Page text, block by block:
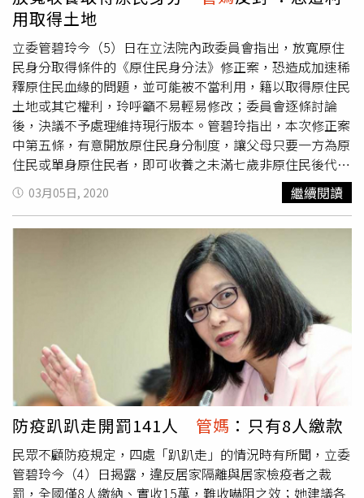
關補償配套措施，充分進行社會溝通，政府保障人民財產權
才能使國土計畫順利施行。
用取得土地
立委管碧玲今（5）日在立法院內政委員會指出，放寬原住
民身分取得條件的《原住民身分法》修正案，恐造成加速稀
釋原住民血緣的問題，並可能被不當利用，籍以取得原住民
土地或其它權利，玲呼籲不易輕易修改；委員會逐條討論
後，決議不予處理維持現行版本。管碧玲指出，本次修正案
中第五條，有意開放原住民身分制度，讓父母只要一方為原
住民或單身原住民者，即可收養之未滿七歲非原住民後代，
讓養子女取得原住民身分；相較現行必須父母兩方均為原住
民才能收養，更為寬鬆。她表示，若修正開放，原住民家族
在第二代就開始無原住民血統，將加速原住民血統被稀釋，
並可能遭有心人用來取得原住民土地利益或其他權利的風
險。管碧玲擔心，若是修法放寬可能造成差別待遇，反而讓
非原住民血統者更具有取得原住民身分的機會，這對於爭取
正名及認同的平埔族反而不公平，因此呼籲此修正案不宜處
理；內政委員會於逐條討論後，決議此條文不予處理維持現
行版本，其餘修正條文也皆保留。
03月05日, 2020 繼續閱讀
防疫趴趴走開罰141人 管媽 ：只有8人繳款
民眾不顧防疫規定，四處「趴趴走」的情況時有所聞，立委
管碧玲今（4）日揭露，違反居家隔離與居家檢疫者之裁
罰，全國僅8人繳納、實收15萬，難收嚇阻之效；她建議各